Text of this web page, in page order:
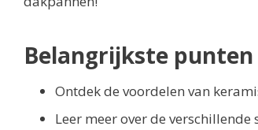
Belangrijkste punten
Ontdek de voordelen van
Leer meer over de